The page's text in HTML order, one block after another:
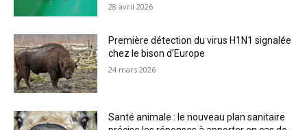
28 avril 2026
Première détection du virus H1N1 signalée
chez le bison d’Europe
24 mars 2026
Santé animale : le nouveau plan sanitaire